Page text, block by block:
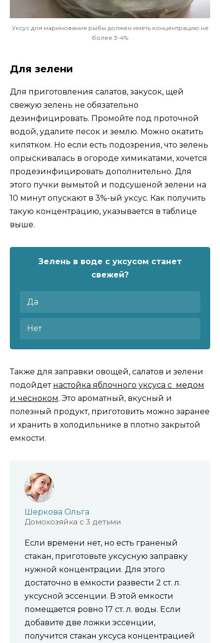
Уксус для маринования рыбы должен иметь концентрацию не
более 3-4%
Для зелени
Для приготовления салатов, закусок, щей
свежую зелень не обязательно
дезинфицировать. Промойте под проточной
водой, удалите песок и землю. Можно окатить
кипятком. Но если есть подозрения, что зелень
опрыскивалась в огороде химикатами, хочется
продезинфицировать дополнительно. Для
этого пучки вымытой и подсушеной зелени на
10 минут опускают в 3%-ый уксус. Как получить
такую концентрацию, указывается в таблице
выше.
Зелень в воде с уксусом станет
свежей?
Да
Нет
Также для заправки овощей, салатов и зелени
подойдет настойка яблочного уксуса с медом
и чесноком. Это ароматный, вкусный и
полезный продукт, приготовить можно заранее
и хранить в холодильнике в плотно закрытой
емкости.
Шеркова Ольга
Домохозяйка с 3 детьми
Если времени нет, но есть граненый
стакан, приготовьте уксусную заправку
нужной концентрации. Для этого
достаточно в емкости развести 2 ст. л.
уксусной эссенции. В этой емкости
помещается ровно 17 ст. л. воды. Если
добавите две ложки эссенции,
получится стакан уксуса концентрацией